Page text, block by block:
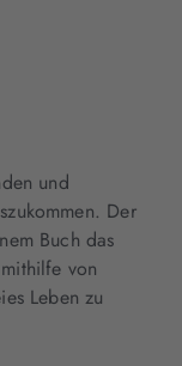
und
Der
Buch das
von
Leben zu